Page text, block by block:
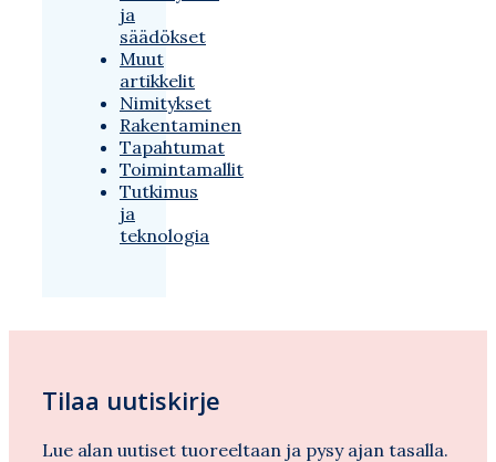
ja
säädökset
Muut
artikkelit
Nimitykset
Rakentaminen
Tapahtumat
Toimintamallit
Tutkimus
ja
teknologia
Tilaa uutiskirje
Lue alan uutiset tuoreeltaan ja pysy ajan tasalla.